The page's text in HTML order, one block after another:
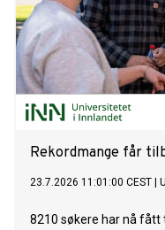
Rekordmange får
23.7.2026 11:01:00 CEST
8210 søkere har nå fått